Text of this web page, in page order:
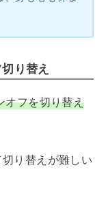
り替え
オフを切り替え
り替えが難しい